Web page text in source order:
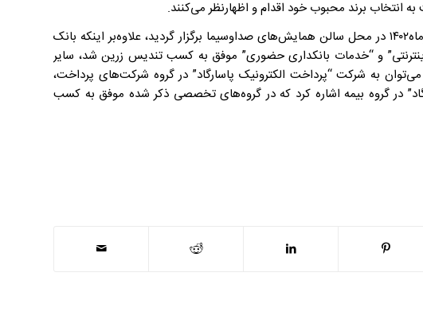
انتخاب برند محبوب خود اقدام و اظهارنظر می‌کنند.
در مراسم اختتامیه دهمین دوره این جشنواره که در تاریخ ۲۱تیرماه۱۴۰۲ در محل سالن همایش‌های صداوسیما برگزار گردید، علاوه‌بر اینکه بانک
اینترنتی” و “خدمات بانکداری حضوری” موفق به کسب تندیس زرین شد، سایر
به شرکت “پرداخت الکترونیک پاسارگاد” در گروه شرکت‌های پرداخت،
در گروه بیمه اشاره کرد که در گروه‌های تخصصی ذکر شده موفق به کسب